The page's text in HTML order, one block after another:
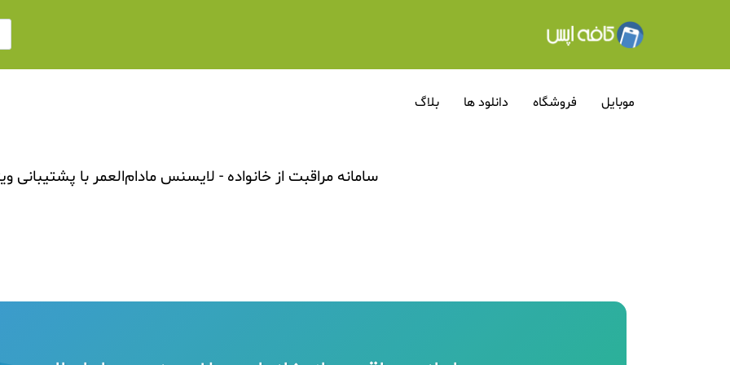
موبایل فروشگاه دانلود ها بلاگ
سامانه مراقبت از خانواده - لایسنس مادام‌العمر با پشتیبانی